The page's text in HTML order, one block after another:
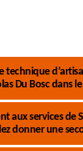
technique
Du Bosc dans
aux services de
donner une